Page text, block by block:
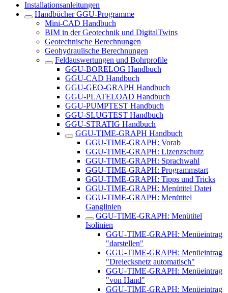
Installationsanleitungen
Handbücher GGU-Programme
Mini-CAD Handbuch
BIM in der Geotechnik und DigitalTwins
Geotechnische Berechnungen
Geohydraulische Berechnungen
Feldauswertungen und Bohrprofile
GGU-BORELOG Handbuch
GGU-CAD Handbuch
GGU-GEO-GRAPH Handbuch
GGU-PLATELOAD Handbuch
GGU-PUMPTEST Handbuch
GGU-SLUGTEST Handbuch
GGU-STRATIG Handbuch
GGU-TIME-GRAPH Handbuch
GGU-TIME-GRAPH: Vorab
GGU-TIME-GRAPH: Lizenzschutz
GGU-TIME-GRAPH: Sprachwahl
GGU-TIME-GRAPH: Programmstart
GGU-TIME-GRAPH: Tipps und Tricks
GGU-TIME-GRAPH: Menütitel Datei
GGU-TIME-GRAPH: Menütitel
Ganglinien
GGU-TIME-GRAPH: Menütitel
Isolinien
GGU-TIME-GRAPH: Menüeintrag
"darstellen"
GGU-TIME-GRAPH: Menüeintrag
"Dreiecksnetz automatisch"
GGU-TIME-GRAPH: Menüeintrag
"von Hand"
GGU-TIME-GRAPH: Menüeintrag